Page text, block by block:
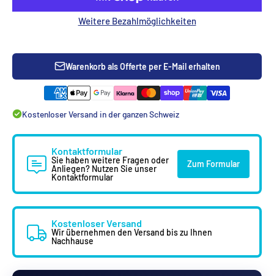
Weitere Bezahlmöglichkeiten
Warenkorb als Offerte per E-Mail erhalten
Kostenloser Versand in der ganzen Schweiz
Kontaktformular
Sie haben weitere Fragen oder
Anliegen? Nutzen Sie unser
Kontaktformular
Zum Formular
Kostenloser Versand
Wir übernehmen den Versand bis zu Ihnen
Nachhause